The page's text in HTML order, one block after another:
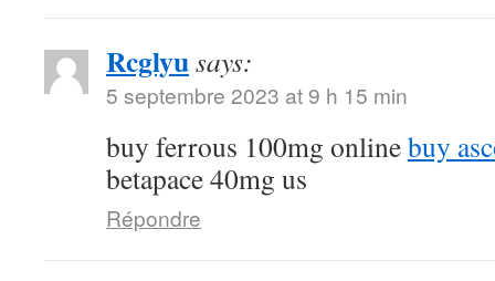
Rcglyusays:
5 septembre 2023 at 9 h 15 min
buy ferrous 100mg onlinebuy
betapace 40mg us
Répondre